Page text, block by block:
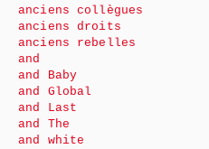
anciens collègues
anciens droits
anciens rebelles
and
and Baby
and Global
and Last
and The
and white